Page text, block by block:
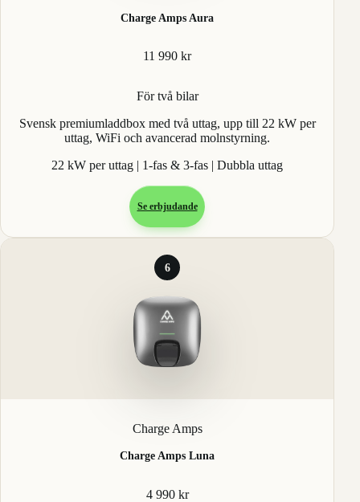
Charge Amps Aura
11 990 kr
För två bilar
Svensk premiumladdbox med två uttag, upp till 22 kW per
uttag, WiFi och avancerad molnstyrning.
22 kW per uttag | 1-fas & 3-fas | Dubbla uttag
Se erbjudande
6
Charge Amps
Charge Amps Luna
4 990 kr